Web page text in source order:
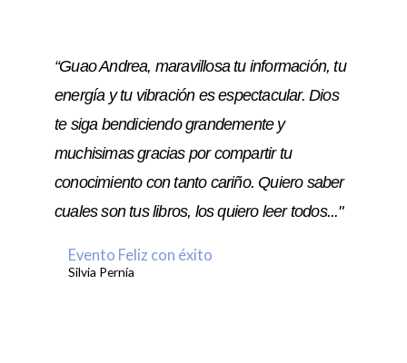
“Guao Andrea, maravillosa tu información, tu
energía y tu vibración es espectacular. Dios
te siga bendiciendo grandemente y
muchisimas gracias por compartir tu
conocimiento con tanto cariño. Quiero saber
cuales son tus libros, los quiero leer todos..."
Evento Feliz con éxito
Silvia Pernía